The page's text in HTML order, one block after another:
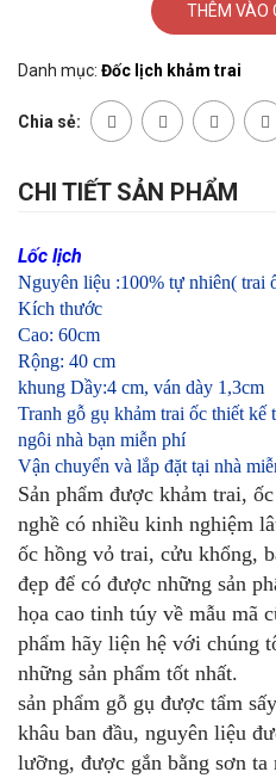
THÊM VÀO
Danh mục: Đốc lịch khảm trai
Chia sẻ:
CHI TIẾT SẢN PHẨM
Lốc lịch
Nguyên liệu :100% tự nhiên( trai
Kích thước
Cao: 60cm
Rộng: 40 cm
khung Dầy:4 cm, ván dày 1,3cm
Tranh gỗ gụ khảm trai ốc thiết kế
ngôi nhà bạn miễn phí
Vận chuyển và lắp đặt tại nhà
Sản phẩm được khảm trai,
nghề có nhiều kinh nghiệm
ốc hồng vỏ trai, cửu khổng,
đẹp để có được những sản
họa cao tinh túy về mẫu mã
phẩm hãy liện hệ với chúng
những sản phẩm tốt nhất.
sản phẩm gỗ gụ được tẩm
khâu ban đầu, nguyên liệu
lưỡng, được gắn bằng sơn ta